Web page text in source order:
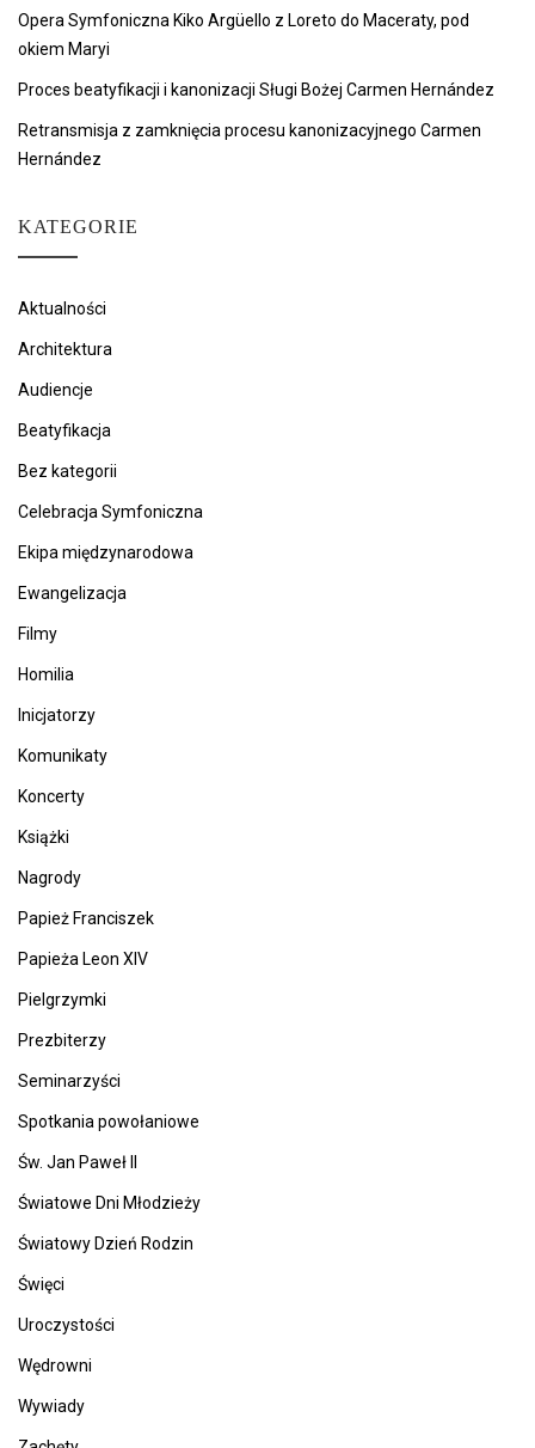
Opera Symfoniczna Kiko Argüello z Loreto do Maceraty, pod
okiem Maryi
Proces beatyfikacji i kanonizacji Sługi Bożej Carmen Hernández
Retransmisja z zamknięcia procesu kanonizacyjnego Carmen
Hernández
KATEGORIE
Aktualności
Architektura
Audiencje
Beatyfikacja
Bez kategorii
Celebracja Symfoniczna
Ekipa międzynarodowa
Ewangelizacja
Filmy
Homilia
Inicjatorzy
Komunikaty
Koncerty
Książki
Nagrody
Papież Franciszek
Papieża Leon XIV
Pielgrzymki
Prezbiterzy
Seminarzyści
Spotkania powołaniowe
Św. Jan Paweł II
Światowe Dni Młodzieży
Światowy Dzień Rodzin
Święci
Uroczystości
Wędrowni
Wywiady